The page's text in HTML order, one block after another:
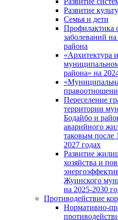
Развитие
Семья и дети
Профилактика
заболеваний
района
«Архитектура
района» на
Переселение
территории
Бодайбо и
аварийного
таковым после
2027 годах
Развитие
хозяйства и
Жуинского
на 2025-2030
Противодействие
Нормативно-